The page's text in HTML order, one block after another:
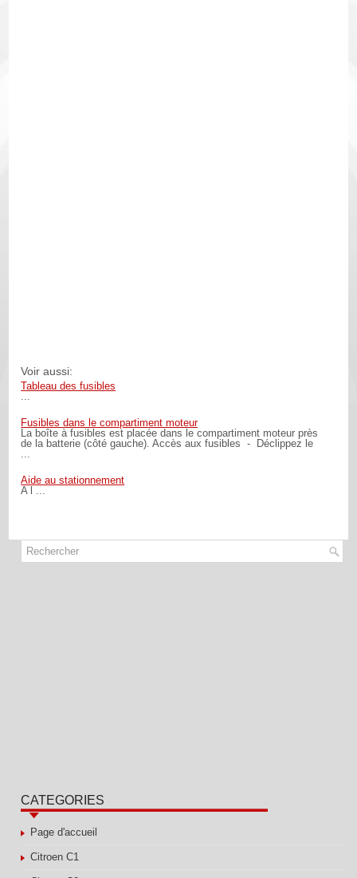
Voir aussi:
Tableau des fusibles
...
Fusibles dans le compartiment moteur
La boîte à fusibles est placée dans le compartiment moteur près
de la batterie (côté gauche). Accès aux fusibles - Déclippez le
...
Aide au stationnement
A l ...
CATEGORIES
Page d'accueil
Citroen C1